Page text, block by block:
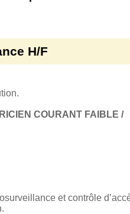
H/F
COURANT FAIBLE /
et contrôle